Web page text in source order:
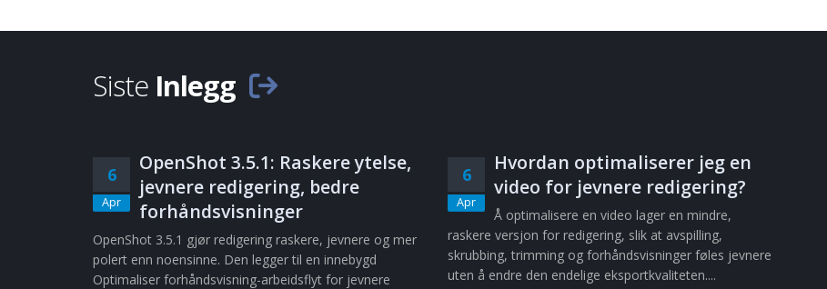
Siste Inlegg
6
Apr
OpenShot 3.5.1: Raskere ytelse,
jevnere redigering, bedre
forhåndsvisninger
OpenShot 3.5.1 gjør redigering raskere, jevnere og mer
polert enn noensinne. Den legger til en innebygd
Optimaliser forhåndsvisning-arbeidsflyt for jevnere
6
Apr
Hvordan optimaliserer jeg en
video for jevnere redigering?
Å optimalisere en video lager en mindre,
raskere versjon for redigering, slik at avspilling,
skrubbing, trimming og forhåndsvisninger føles jevnere
uten å endre den endelige eksportkvaliteten....